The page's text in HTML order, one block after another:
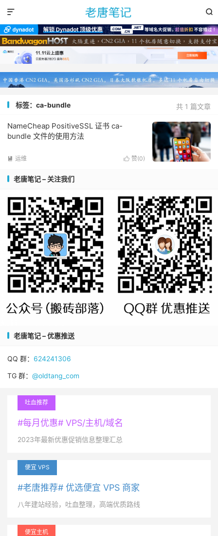


共 1 篇文章
标签：ca-bundle
NameCheap PositiveSSL 证书 ca-
bundle 文件的使用方法
 赞(0)
 运维
老唐笔记 – 关注我们
老唐笔记 – 优惠推送
QQ 群： 624241306
TG 群： @oldtang_com
吐血推荐
#每月优惠# VPS/主机/域名
2023年最新优惠促销信息整理汇总
便宜 VPS
#老唐推荐# 优选便宜 VPS 商家
八年建站经验，吐血整理，高端优质路线
便宜主机